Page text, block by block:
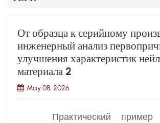
От образца к серийному
инженерный анализ
улучшения характеристик
материала 2
May 08, 2026
Практический